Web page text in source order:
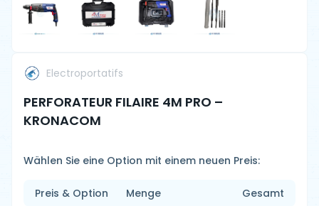
Electroportatifs
PERFORATEUR FILAIRE 4M PRO –
KRONACOM
Wählen Sie eine Option mit einem neuen Preis:
Preis & Option Menge Gesamt